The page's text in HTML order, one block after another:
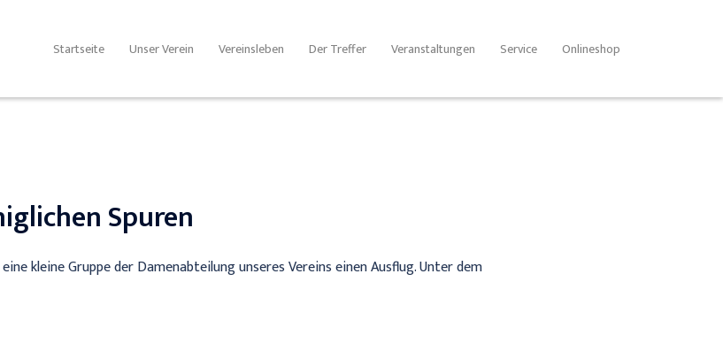
Startseite Unser Verein Vereinsleben Der Treffer Veranstaltungen Service Onlineshop
Spuren
kleine Gruppe der Damenabteilung unseres Vereins einen Ausflug. Unter dem